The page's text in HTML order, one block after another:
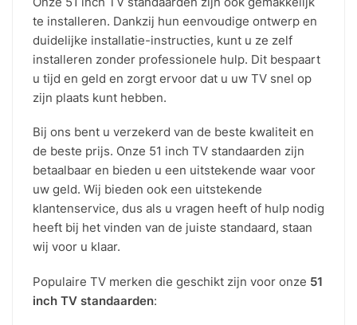
te installeren. Dankzij hun eenvoudige ontwerp en
duidelijke installatie-instructies, kunt u ze zelf
installeren zonder professionele hulp. Dit bespaart
u tijd en geld en zorgt ervoor dat u uw TV snel op
zijn plaats kunt hebben.
Bij ons bent u verzekerd van de beste kwaliteit en
de beste prijs. Onze 51 inch TV standaarden zijn
betaalbaar en bieden u een uitstekende waar voor
uw geld. Wij bieden ook een uitstekende
klantenservice, dus als u vragen heeft of hulp nodig
heeft bij het vinden van de juiste standaard, staan
wij voor u klaar.
Populaire TV merken die geschikt zijn voor onze 51
inch TV standaarden: